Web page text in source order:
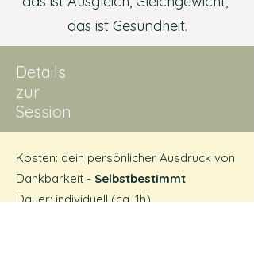
das ist Gesundheit.
Details
zur
Session
Kosten: dein persönlicher Ausdruck von
Dankbarkeit - Selbstbestimmt
Dauer: individuell (ca. 1h)